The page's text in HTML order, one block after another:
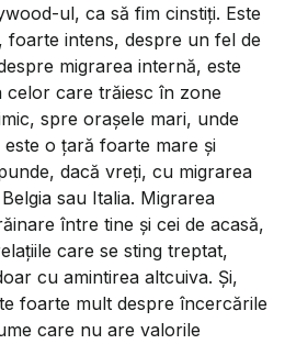
ul, ca să fim cinstiți. Este
intens, despre un fel de
migrarea internă, este
celor care trăiesc în zone
spre orașele mari, unde
o țară foarte mare și
dacă vreți, cu migrarea
sau Italia. Migrarea
între tine și cei de acasă,
care se sting treptat,
cu amintirea altcuiva. Și,
foarte mult despre încercările
care nu are valorile